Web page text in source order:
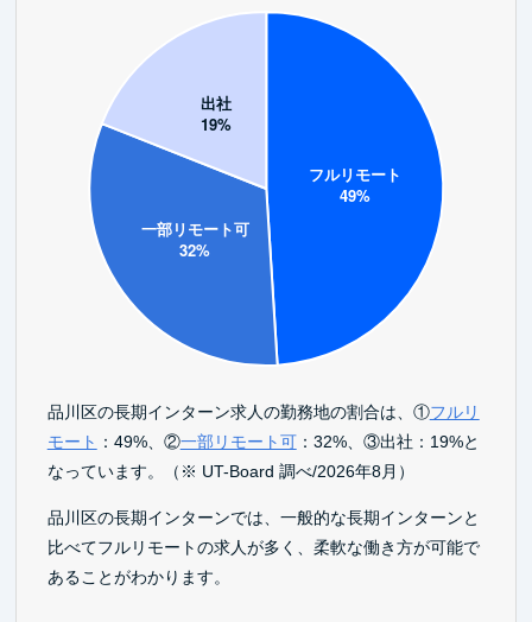
品川区の長期インターン求人の勤務地の割合は、①フルリ
モート ：49%、②一部リモート可：32%、③出社：19%と
なっています。（※ UT-Board 調べ/2026年8月）
品川区の長期インターンでは、一般的な長期インターンと
比べてフルリモートの求人が多く、柔軟な働き方が可能で
あることがわかります。